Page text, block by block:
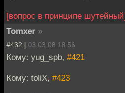
[вопрос в принципе
Tomxer »
#432 | 03.03.08 18:56
Кому: yug_spb, #421
Кому: toliX, #423